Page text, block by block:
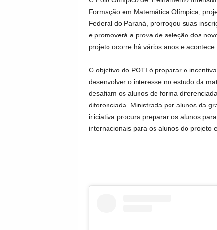
Formação em Matemática Olímpica,
Federal do Paraná, prorrogou suas
e promoverá a prova de seleção dos
projeto ocorre há vários anos e
O objetivo do POTI é preparar e
desenvolver o interesse no estudo da
desafiam os alunos de forma
diferenciada. Ministrada por alunos da
iniciativa procura preparar os alunos
internacionais para os alunos do projeto